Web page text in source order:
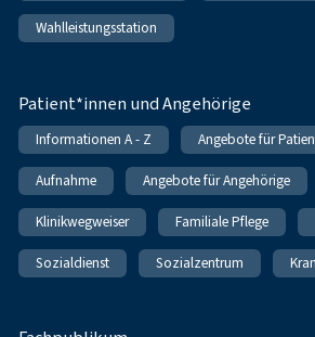
Wahlleistungsstation
Patient*innen und Angehörige
Informationen A - Z Angebote für
Aufnahme Angebote für Angehörige
Klinikwegweiser Familiale Pflege
Sozialdienst Sozialzentrum